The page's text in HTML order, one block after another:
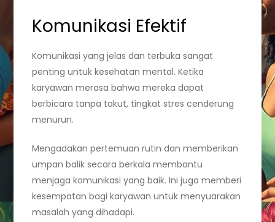
Komunikasi Efektif
Komunikasi yang jelas dan terbuka sangat
penting untuk kesehatan mental. Ketika
karyawan merasa bahwa mereka dapat
berbicara tanpa takut, tingkat stres cenderung
menurun.
Mengadakan pertemuan rutin dan memberikan
umpan balik secara berkala membantu
menjaga komunikasi yang baik. Ini juga memberi
kesempatan bagi karyawan untuk menyuarakan
masalah yang dihadapi.